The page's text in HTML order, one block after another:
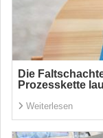
Die
Prozesskette
Weiterlesen